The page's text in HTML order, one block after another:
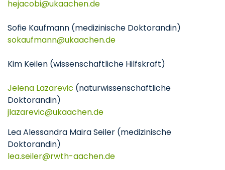
hejacobi
ukaachende
Sofie Kaufmann (medizinische Doktorandin)
sokaufmann
ukaachende
Kim Keilen (wissenschaftliche Hilfskraft)
Jelena Lazarevic (naturwissenschaftliche
Doktorandin)
jlazarevic
ukaachende
Lea Alessandra Maira Seiler (medizinische
Doktorandin)
lea.seiler
rwth-aachende